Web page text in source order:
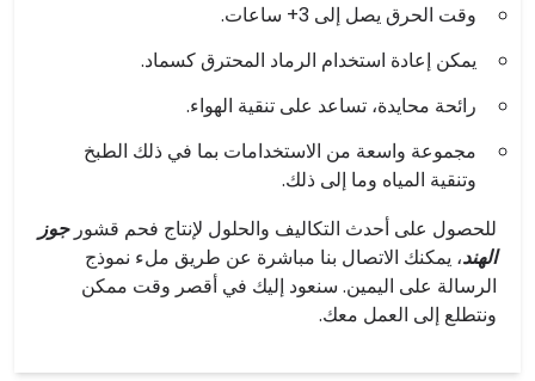
وقت الحرق يصل إلى 3+ ساعات.
يمكن إعادة استخدام الرماد المحترق كسماد.
رائحة محايدة، تساعد على تنقية الهواء.
مجموعة واسعة من الاستخدامات بما في ذلك الطبخ
وتنقية المياه وما إلى ذلك.
للحصول على أحدث التكاليف والحلول لإنتاج فحم قشورجوز
الهند، يمكنك الاتصال بنا مباشرة عن طريق ملء نموذج
الرسالة على اليمين. سنعود إليك في أقصر وقت ممكن
ونتطلع إلى العمل معك.